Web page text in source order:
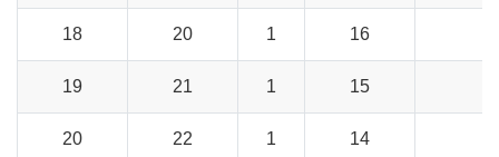
18 20 1 16
19 21 1 15
20 22 1 14